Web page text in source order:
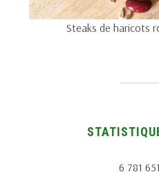
Steaks de haricots
6 781